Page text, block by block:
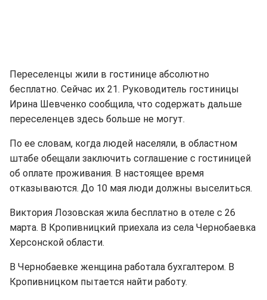
Переселенцы жили в гостинице абсолютно
бесплатно. Сейчас их 21. Руководитель гостиницы
Ирина Шевченко сообщила, что содержать дальше
переселенцев здесь больше не могут.
По ее словам, когда людей населяли, в областном
штабе обещали заключить соглашение с гостиницей
об оплате проживания. В настоящее время
отказываются. До 10 мая люди должны выселиться.
Виктория Лозовская жила бесплатно в отеле с 26
марта. В Кропивницкий приехала из села Чернобаевка
Херсонской области.
В Чернобаевке женщина работала бухгалтером. В
Кропивницком пытается найти работу.